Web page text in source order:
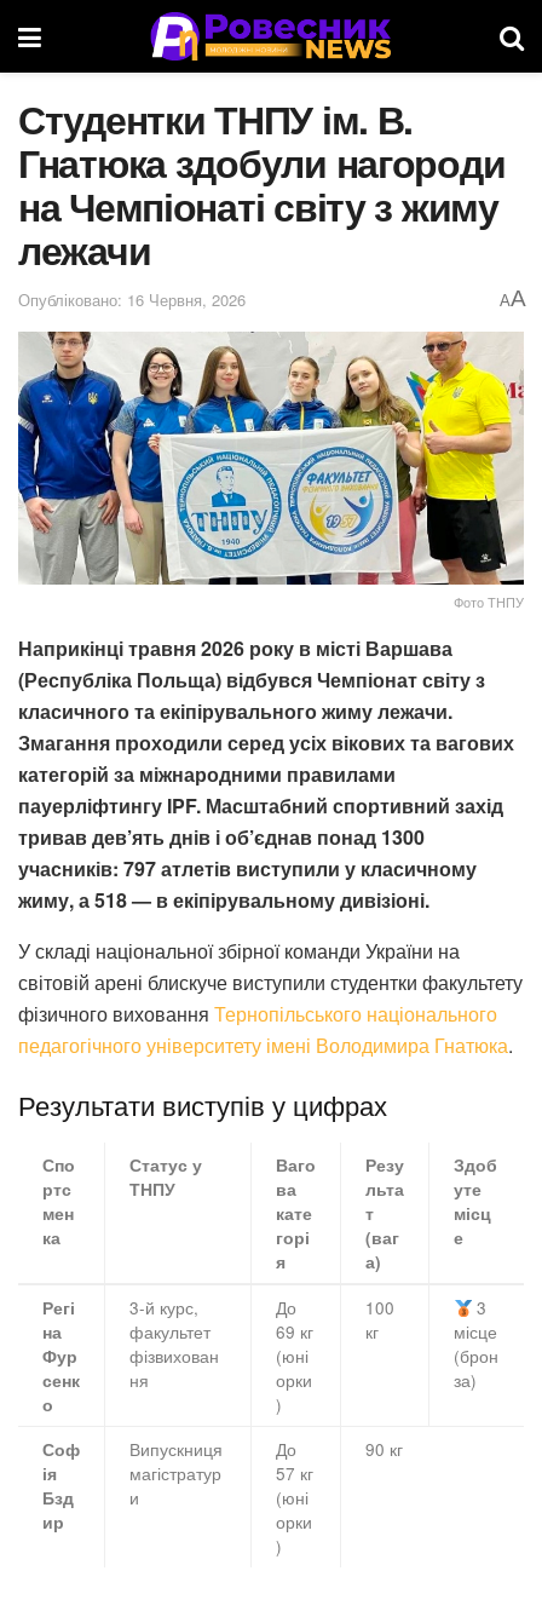
Студентки ТНПУ ім. В.
Гнатюка здобули нагороди
на Чемпіонаті світу з жиму
лежачи
Опубліковано: 16 Червня, 2026 AA
Фото ТНПУ
Наприкінці травня 2026 року в місті Варшава
(Республіка Польща) відбувся Чемпіонат світу з
класичного та екіпірувального жиму лежачи.
Змагання проходили серед усіх вікових та вагових
категорій за міжнародними правилами
пауерліфтингу IPF. Масштабний спортивний захід
тривав дев’ять днів і об’єднав понад 1300
учасників: 797 атлетів виступили у класичному
жиму, а 518 — в екіпірувальному дивізіоні.
У складі національної збірної команди України на
світовій арені блискуче виступили студентки факультету
фізичного виховання Тернопільського національного
педагогічного університету імені Володимира Гнатюка.
Результати виступів у цифрах
Спо
ртс
мен
ка
Статус у
ТНПУ
Ваго
ва
кате
горі
я
Резу
льта
т
(ваг
а)
Здоб
уте
місц
е
Регі
на
Фур
сенк
о
3-й курс,
факультет
фізвихован
ня
До
69 кг
(юні
орки
)
100
кг
3
місце
(брон
за)
Соф
ія
Бзд
ир
Випускниця
магістратур
и
До
57 кг
(юні
орки
)
90 кг